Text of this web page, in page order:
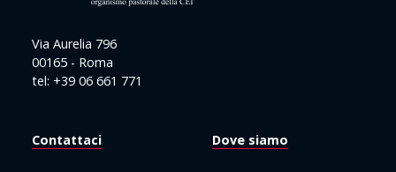
Via Aurelia 796
00165 - Roma
tel: +39 06 661 771
Contattaci Dove siamo